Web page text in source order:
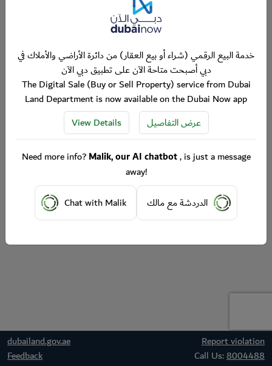
dubailand.gov.ae
Report violation
Feedback
Call Us:8004488
خدمة البيع الرقمي (شراء أو بيع العقار) من دائرة الأراضي والأملاك في
دبي أصبحت متاحة الآن على تطبيق دبي الآن
The Digital Sale (Buy or Sell Property) service from Dubai
Land Department is now available on the Dubai Now app
View Details
عرض التفاصيل
Need more info?Malik, our AI chatbot, is just a message
away!
Chat with Malik
الدردشة مع مالك